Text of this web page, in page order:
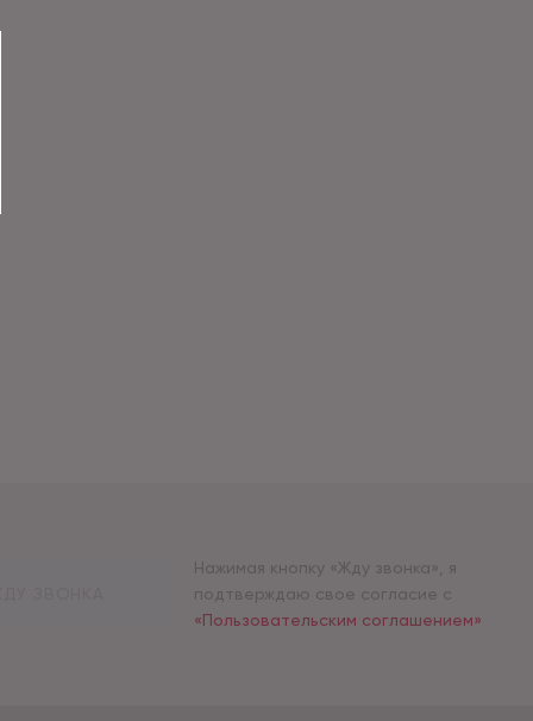
Нажимая кнопку «Жду звонка», я
подтверждаю свое согласие с
«Пользовательским соглашением»